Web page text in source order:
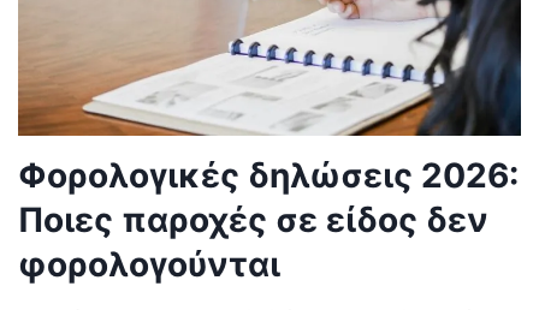
Φορολογικές δηλώσεις 2026:
Ποιες παροχές σε είδος δεν
φορολογούνται